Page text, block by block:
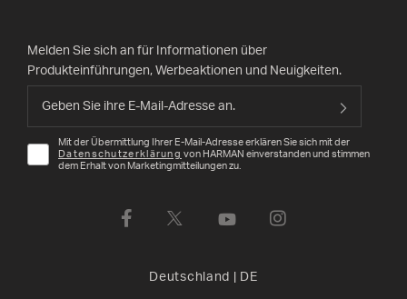
Melden Sie sich an für Informationen über
Produkteinführungen, Werbeaktionen und Neuigkeiten.
Mit der Übermittlung Ihrer E-Mail-Adresse erklären Sie sich mit der
Datenschutzerklärung von HARMAN einverstanden und stimmen
dem Erhalt von Marketingmitteilungen zu.
Deutschland DE